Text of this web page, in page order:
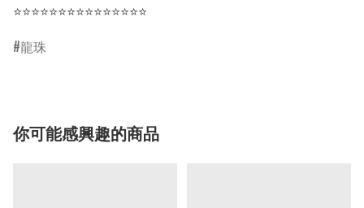
⭐⭐⭐⭐⭐⭐⭐⭐⭐⭐⭐⭐⭐⭐⭐
龍珠
你可能感興趣的商品